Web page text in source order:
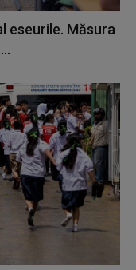
eseurile. Măsura